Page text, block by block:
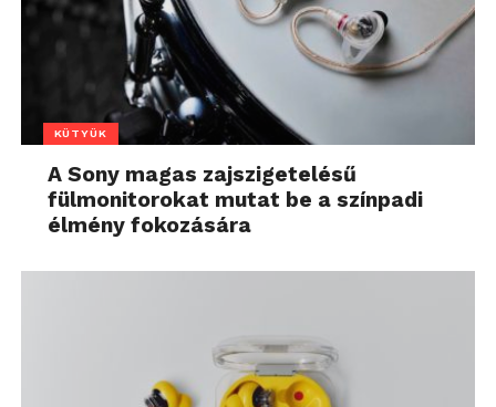
KÜTYÜK
A Sony magas zajszigetelésű
fülmonitorokat mutat be a színpadi
élmény fokozására